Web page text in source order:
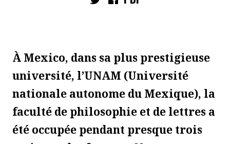
À Mexico, dans sa plus prestigieuse
université, l’UNAM (Université
nationale autonome du Mexique), la
faculté de philosophie et de lettres a
été occupée pendant presque trois